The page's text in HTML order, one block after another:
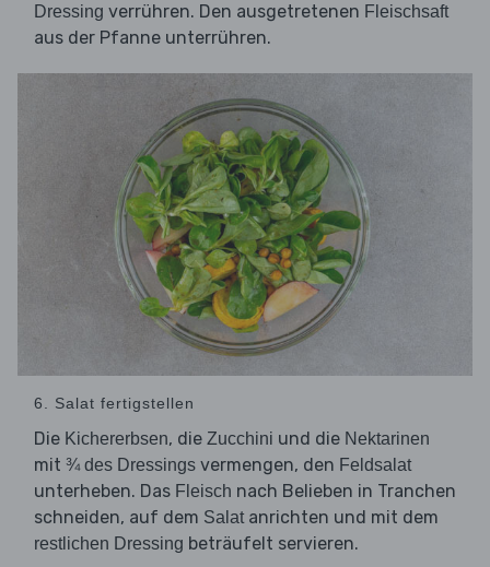
Dressing verrühren. Den ausgetretenen Fleischsaft
aus der Pfanne unterrühren.
6. Salat fertigstellen
Die Kichererbsen, die Zucchini und die Nektarinen
mit ¾ des Dressings vermengen, den Feldsalat
unterheben. Das Fleisch nach Belieben in Tranchen
schneiden, auf dem Salatanrichten und mit dem
restlichen Dressing beträufelt servieren.